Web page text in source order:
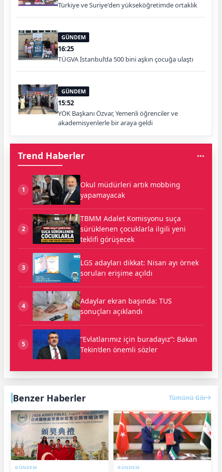
Türkiye ve Suriye'den yükseköğretimde ortaklık
GÜNDEM
16:25
TÜGVA İstanbul’da 500 bini aşkın çocuğa ulaştı
GÜNDEM
15:52
YÖK Başkanı Özvar, Yemenli öğrenciler ve
akademisyenlerle bir araya geldi
Trend Haberler
1
Okul müdürleri artık mobbing
yapamayacak
2
TBMM Adalet Komisyonu suça
sürüklenen çocuklarla ilgili yeni
teklifi görüşecek
3
LGS adayları dikkat: Nisan ayı örnek
soruları erişime açıldı
4
Adaylar ekran başında: TUS
sonuçları açıklandı
5
“Evlatlarımız için buradayız”: Bakan
Tekin’den önemli sözler
Benzer Haberler Tümünü Gör
GÜNDEM GÜNDEM